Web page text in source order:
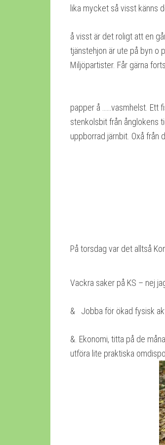
lika mycket så visst känns
å visst är det roligt att en
tjänstehjon är ute på byn o
Miljöpartister. Får gärna
papper å ……vasmhelst. Ett
stenkolsbit från ånglokens
uppborrad järnbit. Oxå från
På torsdag var det alltså
Vackra saker på KS – nej
& Jobba för ökad fysisk
&. Ekonomi, titta på de
utföra lite praktiska